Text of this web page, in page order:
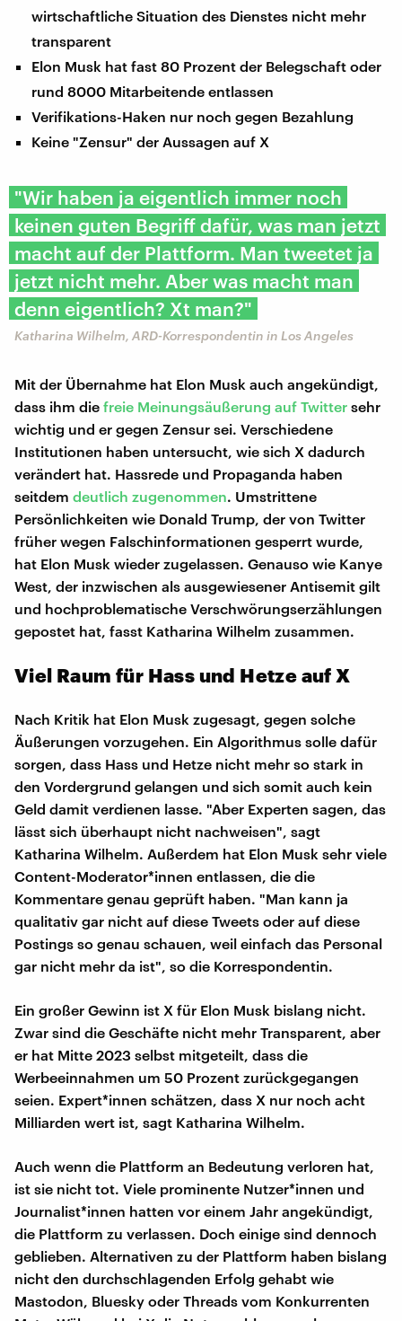
wirtschaftliche Situation des Dienstes nicht mehr
transparent
Elon Musk hat fast 80 Prozent der Belegschaft oder
rund 8000 Mitarbeitende entlassen
Verifikations-Haken nur noch gegen Bezahlung
Keine "Zensur" der Aussagen auf X
"Wir haben ja eigentlich immer noch
keinen guten Begriff dafür, was man jetzt
macht auf der Plattform. Man tweetet ja
jetzt nicht mehr. Aber was macht man
denn eigentlich? Xt man?"
Katharina Wilhelm, ARD-Korrespondentin in Los Angeles
Mit der Übernahme hat Elon Musk auch angekündigt,
dass ihm die freie Meinungsäußerung auf Twitter sehr
wichtig und er gegen Zensur sei. Verschiedene
Institutionen haben untersucht, wie sich X dadurch
verändert hat. Hassrede und Propaganda haben
seitdem deutlich zugenommen. Umstrittene
Persönlichkeiten wie Donald Trump, der von Twitter
früher wegen Falschinformationen gesperrt wurde,
hat Elon Musk wieder zugelassen. Genauso wie Kanye
West, der inzwischen als ausgewiesener Antisemit gilt
und hochproblematische Verschwörungserzählungen
gepostet hat, fasst Katharina Wilhelm zusammen.
Viel Raum für Hass und Hetze auf X
Nach Kritik hat Elon Musk zugesagt, gegen solche
Äußerungen vorzugehen. Ein Algorithmus solle dafür
sorgen, dass Hass und Hetze nicht mehr so stark in
den Vordergrund gelangen und sich somit auch kein
Geld damit verdienen lasse. "Aber Experten sagen, das
lässt sich überhaupt nicht nachweisen", sagt
Katharina Wilhelm. Außerdem hat Elon Musk sehr viele
Content-Moderator*innen entlassen, die die
Kommentare genau geprüft haben. "Man kann ja
qualitativ gar nicht auf diese Tweets oder auf diese
Postings so genau schauen, weil einfach das Personal
gar nicht mehr da ist", so die Korrespondentin.
Ein großer Gewinn ist X für Elon Musk bislang nicht.
Zwar sind die Geschäfte nicht mehr Transparent, aber
er hat Mitte 2023 selbst mitgeteilt, dass die
Werbeeinnahmen um 50 Prozent zurückgegangen
seien. Expert*innen schätzen, dass X nur noch acht
Milliarden wert ist, sagt Katharina Wilhelm.
Auch wenn die Plattform an Bedeutung verloren hat,
ist sie nicht tot. Viele prominente Nutzer*innen und
Journalist*innen hatten vor einem Jahr angekündigt,
die Plattform zu verlassen. Doch einige sind dennoch
geblieben. Alternativen zu der Plattform haben bislang
nicht den durchschlagenden Erfolg gehabt wie
Mastodon, Bluesky oder Threads vom Konkurrenten